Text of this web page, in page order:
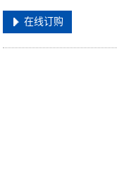
在线订购